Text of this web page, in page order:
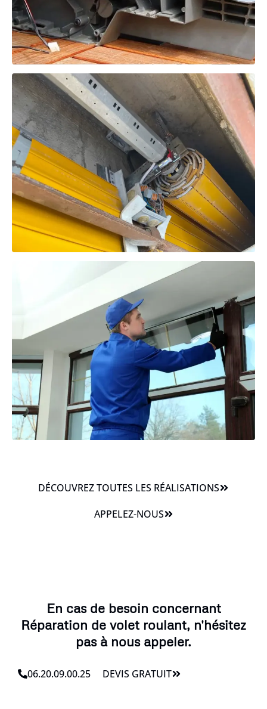
DÉCOUVREZ TOUTES LES RÉALISATIONS
APPELEZ-NOUS
En cas de besoin concernant
Réparation de volet roulant, n'hésitez
pas à nous appeler.
06.20.09.00.25 DEVIS GRATUIT